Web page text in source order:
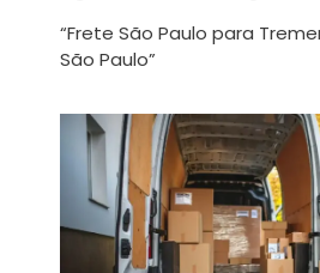
“Frete São Paulo para
São Paulo”